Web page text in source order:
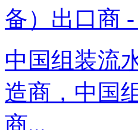
备）出口商
中国组装流
造商，中国
商...